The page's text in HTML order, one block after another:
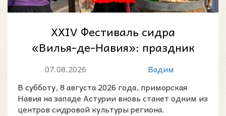
XXIV Фестиваль сидра
«Вилья-де-Навия»: праздник
астурийской сидровой
культуры 8 августа 20...
07.08.2026
Вадим
В субботу, 8 августа 2026 года, приморская
Навия на западе Астурии вновь станет одним из
центров сидровой культуры региона.